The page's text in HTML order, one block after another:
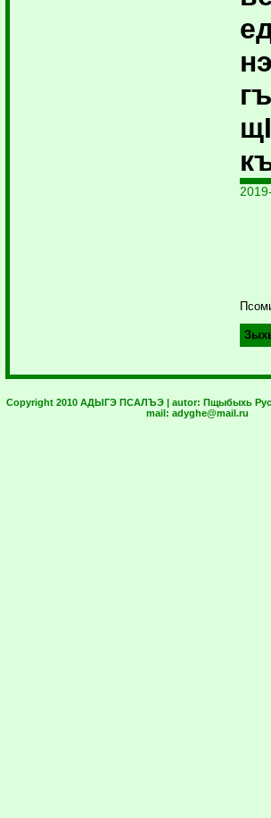
Copyright 2010 АДЫГЭ ПСАЛЪЭ | autor: Пщыбыхь
mail: adyghe@mail.ru